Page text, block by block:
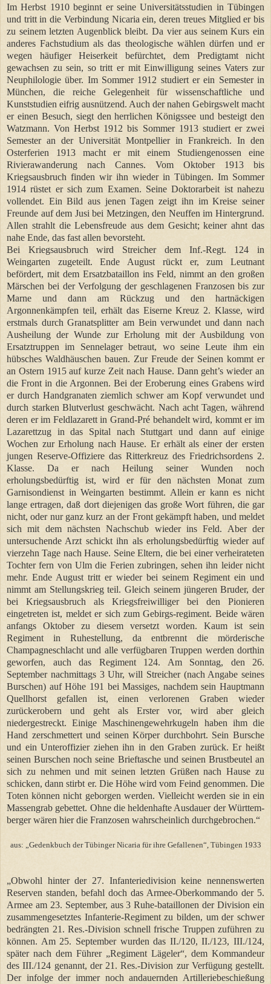
Im Herbst 1910 beginnt er seine Universitätsstudien in Tübingen
und tritt in die Verbindung Nicaria ein, deren treues Mitglied er bis
zu seinem letzten Augenblick bleibt. Da vier aus seinem Kurs ein
anderes Fachstudium als das theologische wählen dürfen und er
wegen häufiger Heiserkeit befürchtet, dem Predigtamt nicht
gewachsen zu sein, so tritt er mit Einwilligung seines Vaters zur
Neuphilologie über. Im Sommer 1912 studiert er ein Semester in
München, die reiche Gelegenheit für wissenschaftliche und
Kunststudien eifrig ausnützend. Auch der nahen Gebirgswelt macht
er einen Besuch, siegt den herrlichen Königssee und besteigt den
Watzmann. Von Herbst 1912 bis Sommer 1913 studiert er zwei
Semester an der Universität Montpellier in Frankreich. In den
Osterferien 1913 macht er mit einem Studiengenossen eine
Rivierawanderung nach Cannes. Vom Oktober 1913 bis
Kriegsausbruch finden wir ihn wieder in Tübingen. Im Sommer
1914 rüstet er sich zum Examen. Seine Doktorarbeit ist nahezu
vollendet. Ein Bild aus jenen Tagen zeigt ihn im Kreise seiner
Freunde auf dem Jusi bei Metzingen, den Neuffen im Hintergrund.
Allen strahlt die Lebensfreude aus dem Gesicht; keiner ahnt das
nahe Ende, das fast allen bevorsteht.
Bei Kriegsausbruch wird Streicher dem Inf.-Regt. 124 in
Weingarten zugeteilt. Ende August rückt er, zum Leutnant
befördert, mit dem Ersatzbataillon ins Feld, nimmt an den großen
Märschen bei der Verfolgung der geschlagenen Franzosen bis zur
Marne und dann am Rückzug und den hartnäckigen
Argonnenkämpfen teil, erhält das Eiserne Kreuz 2. Klasse, wird
erstmals durch Granatsplitter am Bein verwundet und dann nach
Ausheilung der Wunde zur Erholung mit der Ausbildung von
Ersatztruppen im Sennelager betraut, wo seine Leute ihm ein
hübsches Waldhäuschen bauen. Zur Freude der Seinen kommt er
an Ostern 1915 auf kurze Zeit nach Hause. Dann geht’s wieder an
die Front in die Argonnen. Bei der Eroberung eines Grabens wird
er durch Handgranaten ziemlich schwer am Kopf verwundet und
durch starken Blutverlust geschwächt. Nach acht Tagen, während
deren er im Feldlazarett in Grand-Pré behandelt wird, kommt er im
Lazarettzug in das Spital nach Stuttgart und dann auf einige
Wochen zur Erholung nach Hause. Er erhält als einer der ersten
jungen Reserve-Offiziere das Ritterkreuz des Friedrichsordens 2.
Klasse. Da er nach Heilung seiner Wunden noch
erholungsbedürftig ist, wird er für den nächsten Monat zum
Garnisondienst in Weingarten bestimmt. Allein er kann es nicht
lange ertragen, daß dort diejenigen das große Wort führen, die gar
nicht, oder nur ganz kurz an der Front gekämpft haben, und meldet
sich mit dem nächsten Nachschub wieder ins Feld. Aber der
untersuchende Arzt schickt ihn als erholungsbedürftig wieder auf
vierzehn Tage nach Hause. Seine Eltern, die bei einer verheirateten
Tochter fern von Ulm die Ferien zubringen, sehen ihn leider nicht
mehr. Ende August tritt er wieder bei seinem Regiment ein und
nimmt am Stellungskrieg teil. Gleich seinem jüngeren Bruder, der
bei Kriegsausbruch als Kriegsfreiwilliger bei den Pionieren
eingetreten ist, meldet er sich zum Gebirgs-regiment. Beide wären
anfangs Oktober zu diesem versetzt worden. Kaum ist sein
Regiment in Ruhestellung, da entbrennt die mörderische
Champagneschlacht und alle verfügbaren Truppen werden dorthin
geworfen, auch das Regiment 124. Am Sonntag, den 26.
September nachmittags 3 Uhr, will Streicher (nach Angabe seines
Burschen) auf Höhe 191 bei Massiges, nachdem sein Hauptmann
Quellhorst gefallen ist, einen verlorenen Graben wieder
zurückerobern und geht als Erster vor, wird aber gleich
niedergestreckt. Einige Maschinengewehrkugeln haben ihm die
Hand zerschmettert und seinen Körper durchbohrt. Sein Bursche
und ein Unteroffizier ziehen ihn in den Graben zurück. Er heißt
seinen Burschen noch seine Brieftasche und seinen Brustbeutel an
sich zu nehmen und mit seinen letzten Grüßen nach Hause zu
schicken, dann stirbt er. Die Höhe wird vom Feind genommen. Die
Toten können nicht geborgen werden. Vielleicht werden sie in ein
Massengrab gebettet. Ohne die heldenhafte Ausdauer der Württem-
berger wären hier die Franzosen wahrscheinlich durchgebrochen.“
aus: „Gedenkbuch der Tübinger Nicaria für ihre Gefallenen“, Tübingen 1933
„Obwohl hinter der 27. Infanteriedivision keine nennenswerten
Reserven standen, befahl doch das Armee-Oberkommando der 5.
Armee am 23. September, aus 3 Ruhe-bataillonen der Division ein
zusammengesetztes Infanterie-Regiment zu bilden, um der schwer
bedrängten 21. Res.-Division schnell frische Truppen zuführen zu
können. Am 25. September wurden das II./120, II./123, III./124,
später nach dem Führer „Regiment Lägeler“, dem Kommandeur
des III./124 genannt, der 21. Res.-Division zur Verfügung gestellt.
Der infolge der immer noch andauernden Artilleriebeschießung